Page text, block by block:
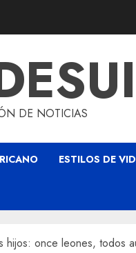
DE NOTICIAS
ESTILOS DE
hijos: once leones, todos